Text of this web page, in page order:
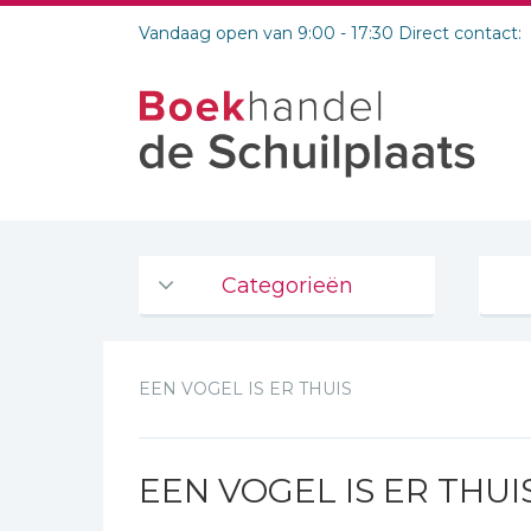
Vandaag open van 9:00 - 17:30 Direct contact:
Categorieën
De Bijbel
Bijbelse Dagboeken 2026
Bijbelstudie groepen
EEN VOGEL IS ER THUIS
EEN VOGEL IS ER